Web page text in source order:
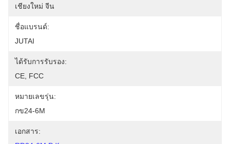
เชียงใหม่ จีน
ชื่อแบรนด์:
JUTAI
ได้รับการรับรอง:
CE, FCC
หมายเลขรุ่น:
กข24-6M
เอกสาร: